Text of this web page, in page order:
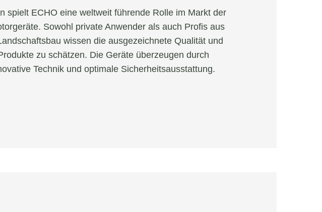
spielt ECHO eine weltweit führende Rolle im Markt der
Sowohl private Anwender als auch Profis aus
wissen die ausgezeichnete Qualität und
zu schätzen. Die Geräte überzeugen durch
Technik und optimale Sicherheitsausstattung.